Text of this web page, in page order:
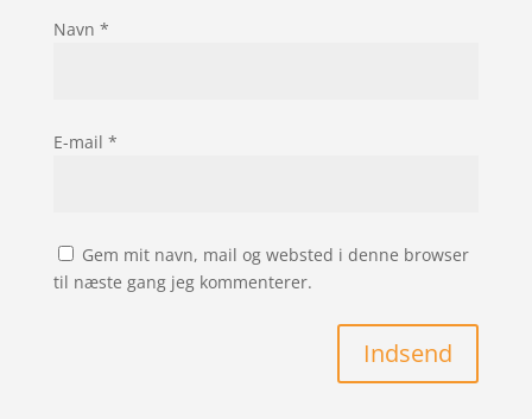
Navn *
E-mail *
Gem mit navn, mail og websted i denne browser
til næste gang jeg kommenterer.
Indsend